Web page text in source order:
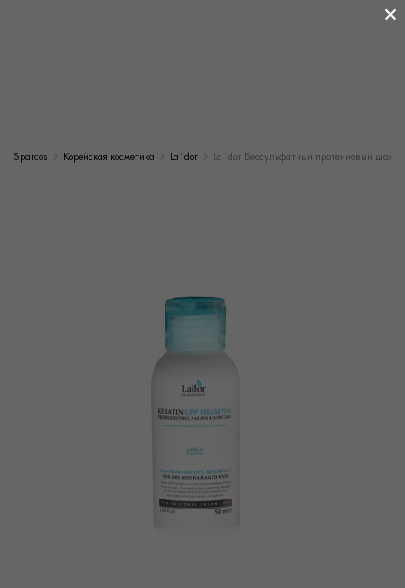
Sparcos Корейская косметика La`dor La`dor Беcсульфатный протеиновый
×